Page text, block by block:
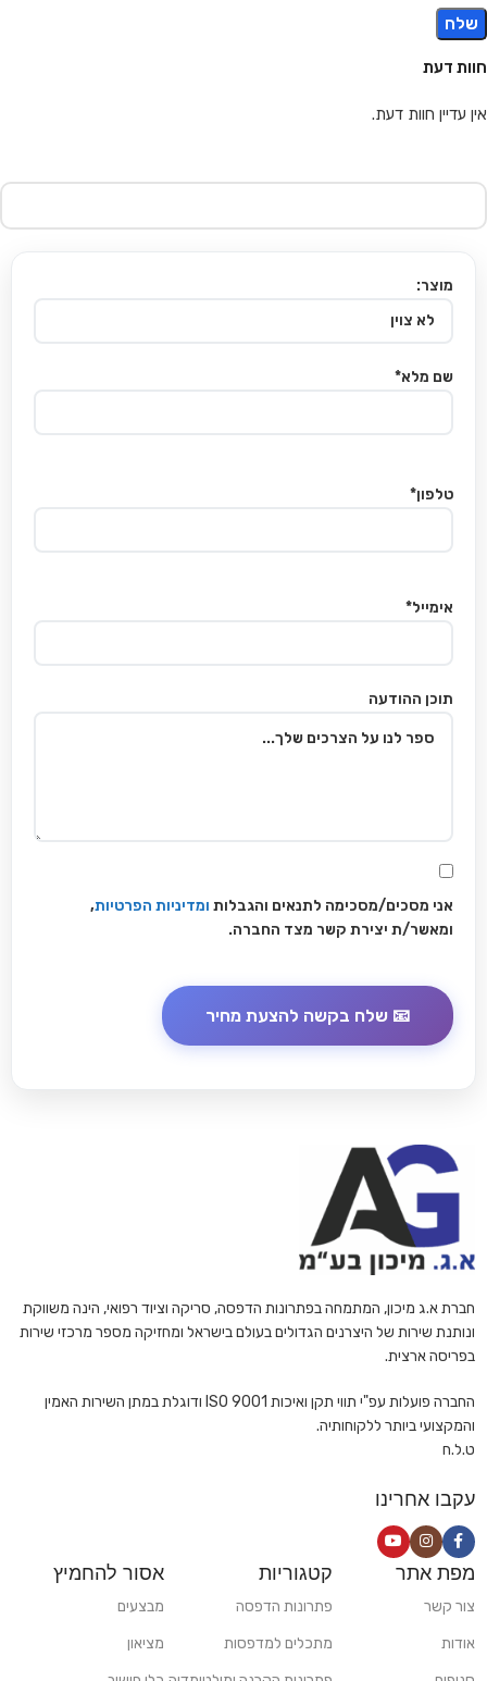
חוות דעת
אין עדיין חוות דעת.
מוצר:
שם מלא*
טלפון*
אימייל*
תוכן ההודעה
אני מסכים/מסכימה לתנאים והגבלות ומדיניות הפרטיות,
ומאשר/ת יצירת קשר מצד החברה.
חברת א.ג מיכון, המתמחה בפתרונות הדפסה, סריקה וציוד רפואי, הינה משווקת
ונותנת שירות של היצרנים הגדולים בעולם בישראל ומחזיקה מספר מרכזי שירות
בפריסה ארצית.
החברה פועלות עפ"י תווי תקן ואיכות ISO 9001 ודוגלת במתן השירות האמין
והמקצועי ביותר ללקוחותיה.
ט.ל.ח
עקבו אחרינו
מפת אתר
צור קשר
אודות
קטגוריות
פתרונות הדפסה
מתכלים למדפסות
אסור להחמיץ
מבצעים
מציאון